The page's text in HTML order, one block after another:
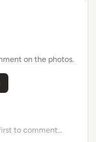
on the photos.
to comment...